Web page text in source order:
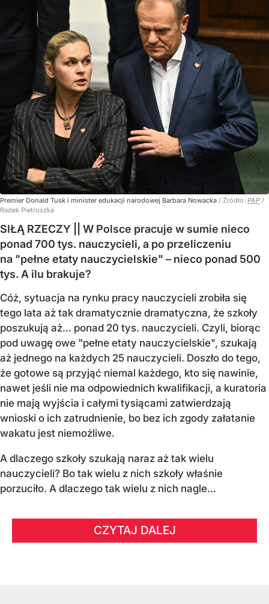
Premier Donald Tusk i minister edukacji narodowej Barbara Nowacka / Źródło: PAP /
Radek Pietruszka
SIŁĄ RZECZY || W Polsce pracuje w sumie nieco
ponad 700 tys. nauczycieli, a po przeliczeniu
na "pełne etaty nauczycielskie" – nieco ponad 500
tys. A ilu brakuje?
Cóż, sytuacja na rynku pracy nauczycieli zrobiła się
tego lata aż tak dramatycznie dramatyczna, że szkoły
poszukują aż… ponad 20 tys. nauczycieli. Czyli, biorąc
pod uwagę owe "pełne etaty nauczycielskie", szukają
aż jednego na każdych 25 nauczycieli. Doszło do tego,
że gotowe są przyjąć niemal każdego, kto się nawinie,
nawet jeśli nie ma odpowiednich kwalifikacji, a kuratoria
nie mają wyjścia i całymi tysiącami zatwierdzają
wnioski o ich zatrudnienie, bo bez ich zgody załatanie
wakatu jest niemożliwe.
A dlaczego szkoły szukają naraz aż tak wielu
nauczycieli? Bo tak wielu z nich szkoły właśnie
porzuciło. A dlaczego tak wielu z nich nagle...
CZYTAJ DALEJ